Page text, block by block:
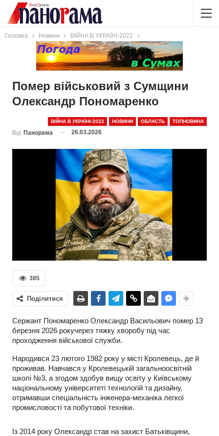
Головна Новини ВІЙНА В УКРАЇНІ-2022
Помер військовий з Сумщини
Олександр Пономаренко
ВІЙНА В УКРАЇНІ-2022 НОВИНИ ОБЛАСТЬ ТОПНОВИНА
Від Панорама 26.03.2026
385
Поділитися
Сержант Пономаренко Олександр Васильович помер 13
березня 2026 рокучерез тяжку хворобу під час
проходження військової служби.
Народився 23 лютого 1982 року у місті Кролевець, де й
проживав. Навчався у Кролевецькій загальноосвітній
школі №3, а згодом здобув вищу освіту у Київському
національному університеті технологій та дизайну,
отримавши спеціальність інженера-механіка легкої
промисловості та побутової техніки.
Із 2014 року Олександр став на захист Батьківщини,